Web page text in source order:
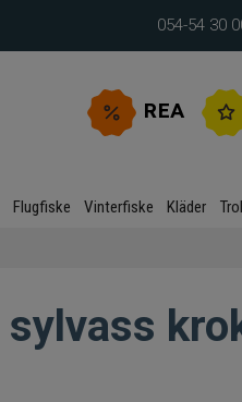
054-54
REA
Flugfiske Vinterfiske Kläder